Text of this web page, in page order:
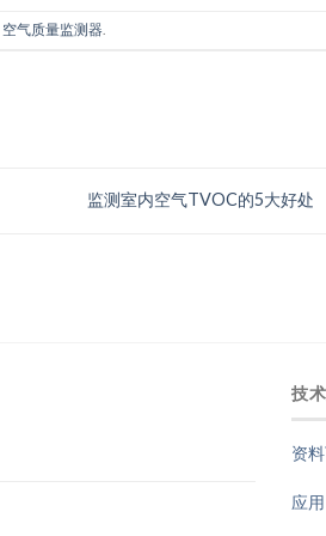
空气质量监测器
监测室内空气TVOC的5大好处
技
资
应用